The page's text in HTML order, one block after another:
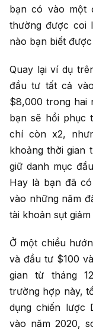
bạn có vào một
thường được coi
nào bạn biết
Quay lại ví dụ
đầu tư tất cả
$8,000 trong hai
bạn sẽ hồi phục
chí còn x2,
khoảng thời gian
giữ danh mục
Hay là bạn đã
vào những năm
tài khoản sụt
Ở một chiều
và đầu tư $100
gian từ tháng
trường hợp này,
dụng chiến lược
vào năm 2020,